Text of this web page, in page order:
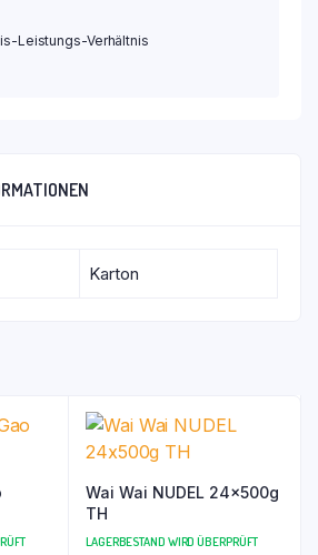
Leistungs-Verhältnis
Karton
Wai Wai NUDEL 24x500g
TH
LAGERBESTAND WIRD ÜBERPRÜFT